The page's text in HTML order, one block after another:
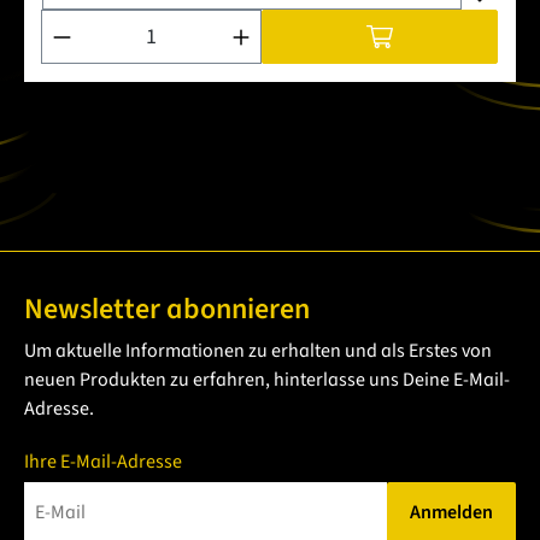
Produkt Anzahl: Gib den gewünschten Wert ein oder
Newsletter abonnieren
Um aktuelle Informationen zu erhalten und als Erstes von
neuen Produkten zu erfahren, hinterlasse uns Deine E-Mail-
Adresse.
Ihre E-Mail-Adresse
Anmelden